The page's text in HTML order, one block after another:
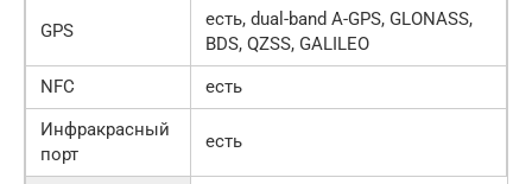
GPS
есть, dual-band A-GPS, GLONASS,
BDS, QZSS, GALILEO
NFC
есть
Инфракрасный
порт
есть